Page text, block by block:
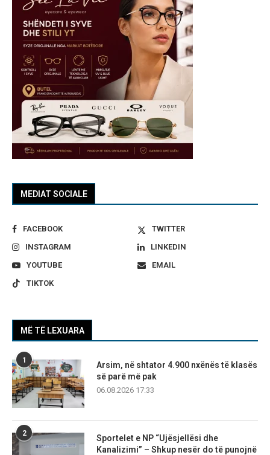
MEDIAT SOCIALE
FACEBOOK
TWITTER
INSTAGRAM
LINKEDIN
YOUTUBE
EMAIL
TIKTOK
MË TË LEXUARA
1
Arsim, në shtator 4.900 nxënës të klasës
së parë më pak
06.08.2026 17:33
2
Sportelet e NP “Ujësjellësi dhe
Kanalizimi” – Shkup nesër do të punojnë